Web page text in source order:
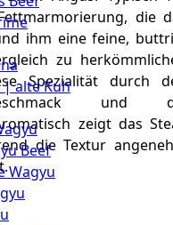
| alte Kuh
Beef
Wagyu
die
ihm eine feine,
zu
Spezialität durch
und
zeigt das
die Textur